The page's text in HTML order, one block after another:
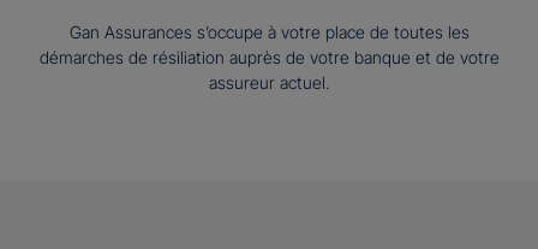
Gan Assurances s’occupe à votre place de toutes les
démarches de résiliation auprès de votre banque et de votre
assureur actuel.